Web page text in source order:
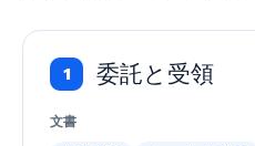
1 委託と受領
文書